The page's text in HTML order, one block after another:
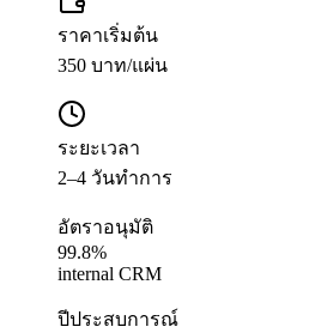
ราคาเริ่มต้น
350 บาท/แผ่น
ระยะเวลา
2–4 วันทำการ
อัตราอนุมัติ
99.8%
internal CRM
ปีประสบการณ์